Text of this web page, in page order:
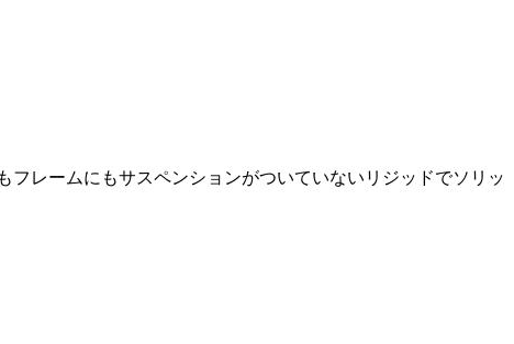
レームにもサスペンションがついていないリジッドでソリッ